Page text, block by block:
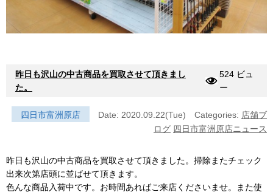
昨日も沢山の中古商品を買取させて頂きまし
た。
524 ビュ
ー
四日市富洲原店 Date: 2020.09.22(Tue) Categories: 店舗ブ
ログ 四日市富洲原店ニュース
昨日も沢山の中古商品を買取させて頂きました。掃除またチェック
出来次第店頭に並ばせて頂きます。
色んな商品入荷中です。お時間あればご来店くださいませ。また使